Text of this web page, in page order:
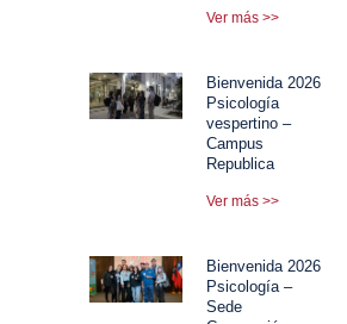
Ver más >>
Bienvenida 2026
Psicología
vespertino –
Campus
Republica
Ver más >>
Bienvenida 2026
Psicología –
Sede